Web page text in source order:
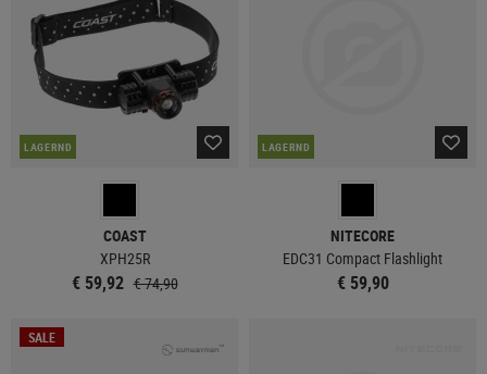
LAGERND
COAST
XPH25R
€ 59,92 € 74,90
LAGERND
NITECORE
EDC31 Compact Flashlight
€ 59,90
SALE